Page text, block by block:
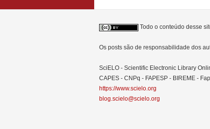
Todo o conteúdo desse
Os posts são de responsabilidade dos
SciELO - Scientific Electronic Library
CAPES - CNPq - FAPESP - BIREME -
https://www.scielo.org
blog.scielo@scielo.org